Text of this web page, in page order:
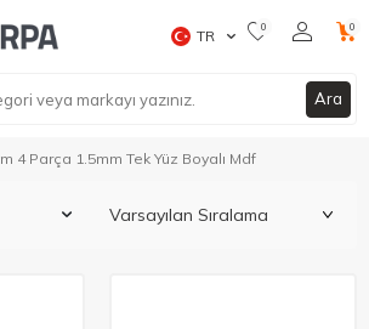
Ara
TR 0 0
4 Parça 1.5mm Tek Yüz Boyalı Mdf